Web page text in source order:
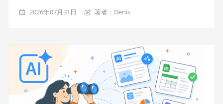
2026年07月31日 著者：Denis